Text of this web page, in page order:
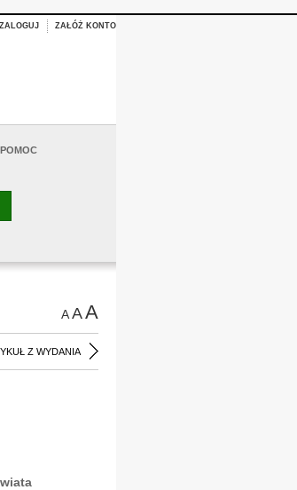
ZALOGUJ ZAŁÓŻ KONTO
AAA
Z WYDANIA